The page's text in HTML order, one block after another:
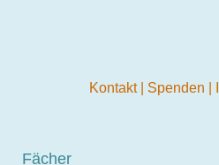
Kontakt Spenden
Fächer